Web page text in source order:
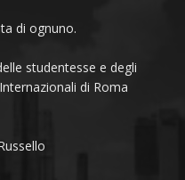
di ognuno.
studentesse e degli
di Roma